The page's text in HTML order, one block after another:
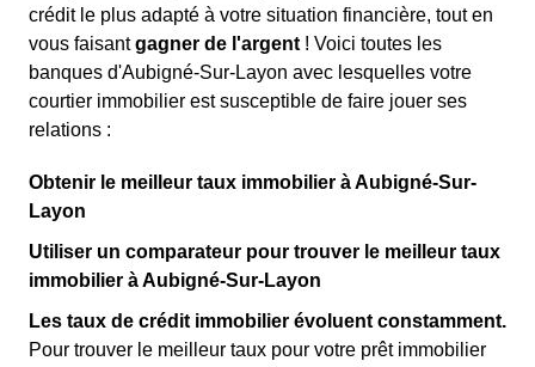
crédit le plus adapté à votre situation financière, tout en
vous faisantgagner de l'argent ! Voici toutes les
banques d'Aubigné-Sur-Layon avec lesquelles votre
courtier immobilier est susceptible de faire jouer ses
relations :
Obtenir le meilleur taux immobilier à Aubigné-Sur-
Layon
Utiliser un comparateur pour trouver le meilleur taux
immobilier à Aubigné-Sur-Layon
Les taux de crédit immobilier évoluent constamment.
Pour trouver le meilleur taux pour votre prêt immobilier